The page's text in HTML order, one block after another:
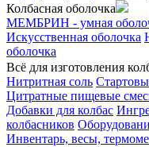
Колбасная оболочка
МЕМБРИН - умная
Искусственная оболочка
оболочка
Всё для изготовления
Нитритная соль
Цитратные пищевые
Добавки для колбас
колбасников
Инвентарь, весы,